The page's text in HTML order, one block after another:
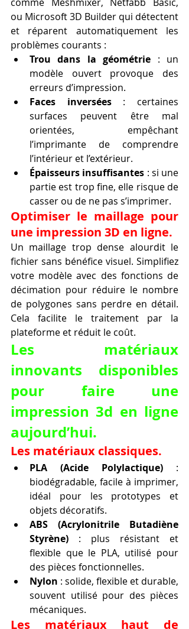
ou Microsoft 3D Builder qui détectent
et réparent automatiquement les
problèmes courants :
Trou dans la géométrie : un
modèle ouvert provoque des
erreurs d’impression.
Faces inversées : certaines
surfaces peuvent être mal
orientées, empêchant
l’imprimante de comprendre
l’intérieur et l’extérieur.
Épaisseurs insuffisantes : si une
partie est trop fine, elle risque de
casser ou de ne pas s’imprimer.
Optimiser le maillage pour
une impression 3D en ligne.
Un maillage trop dense alourdit le
fichier sans bénéfice visuel. Simplifiez
votre modèle avec des fonctions de
décimation pour réduire le nombre
de polygones sans perdre en détail.
Cela facilite le traitement par la
plateforme et réduit le coût.
Les matériaux
innovants disponibles
pour faire une
impression 3d en ligne
aujourd’hui.
Les matériaux classiques.
PLA (Acide Polylactique) :
biodégradable, facile à imprimer,
idéal pour les prototypes et
objets décoratifs.
ABS (Acrylonitrile Butadiène
Styrène) : plus résistant et
flexible que le PLA, utilisé pour
des pièces fonctionnelles.
Nylon : solide, flexible et durable,
souvent utilisé pour des pièces
mécaniques.
Les matériaux haut de